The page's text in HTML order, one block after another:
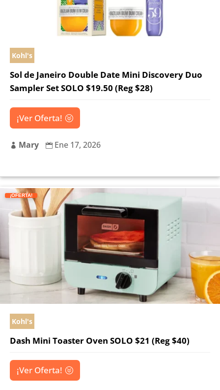
Kohl's
Sol de Janeiro Double Date Mini Discovery Duo
Sampler Set SOLO $19.50 (Reg $28)
¡Ver Oferta!
 Mary  Ene 17, 2026
¡OFERTA!
Kohl's
Dash Mini Toaster Oven SOLO $21 (Reg $40)
¡Ver Oferta!